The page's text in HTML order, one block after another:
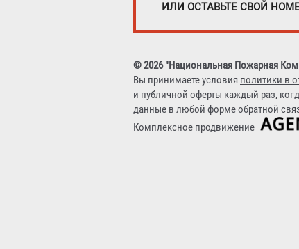
ИЛИ ОСТАВЬТЕ СВОЙ
© 2026 "Национальная Пожарная
Вы принимаете условия политики в
и публичной оферты каждый раз,
данные в любой форме обратной
Комплексное продвижение